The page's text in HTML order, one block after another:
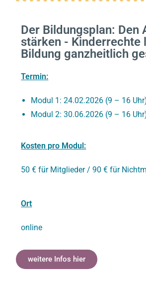
Der Bildungsplan: Den
stärken - Kinderrechte
Bildung ganzheitlich
Termin:
Modul 1: 24.02.2026 (9 – 16
Modul 2: 30.06.2026 (9 – 16
Kosten pro Modul:
50 € für Mitglieder / 90 € für
Ort
online
weitere Infos hier